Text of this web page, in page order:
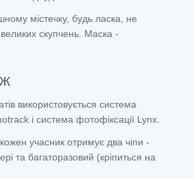
містечку, будь ласка, не
скупчень. Маска -
використовується система
і система фотофіксації Lynx.
учасник отримує два чіпи -
та багаторазовий (кріпиться на